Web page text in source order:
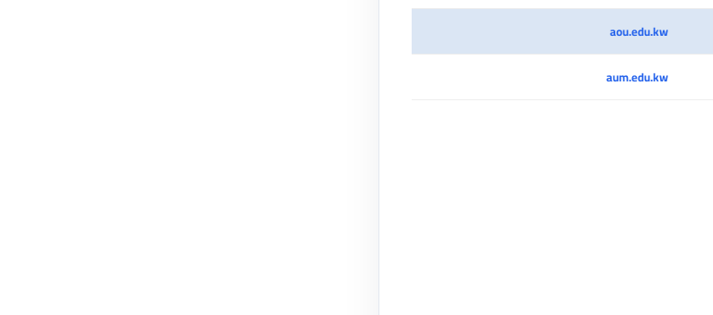
aou.edu.kw
aum.edu.kw